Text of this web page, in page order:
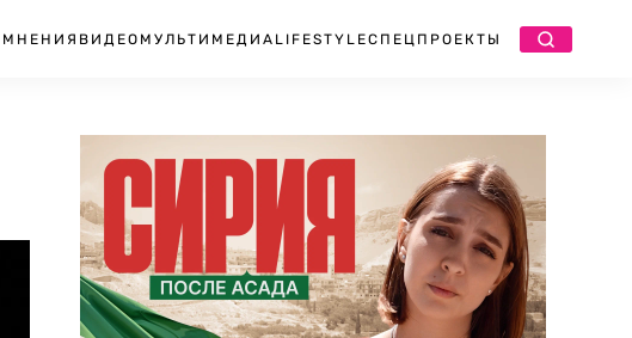
МНЕНИЯ ВИДЕО МУЛЬТИМЕДИА LIFESTYLEСПЕЦПРОЕКТЫ